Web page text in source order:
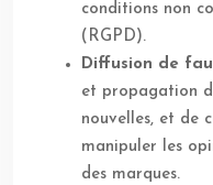
conditions non
(RGPD).
Diffusion de
et propagation
nouvelles, et de
manipuler les
des marques.